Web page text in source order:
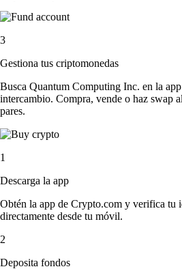
3
Gestiona tus criptomonedas
Busca Quantum Computing Inc. en la
intercambio. Compra, vende o haz swap
pares.
1
Descarga la app
Obtén la app de Crypto.com y verifica tu
directamente desde tu móvil.
2
Deposita fondos